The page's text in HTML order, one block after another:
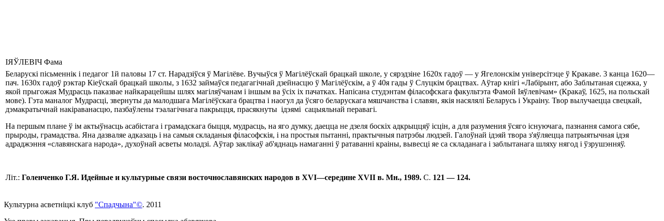
ІЯЎЛЕВІЧ Фама
Беларускі пісьменнік i педагог 1й паловы 17 ст. Нарадзіўся ў Магілёве. Вучыўся ў Магілёўскай брацкай шко­ле, у сярэдзіне 1620х гадоў — у Ягелонскім універсітэце ў Кракаве. 3 канца 1620—
пач. 1630х гадоў рэктар Кіеўскай брацкай школы, з 1632 займаўся педагагічнай дзейнасцю ў Магілёўскім, a ў 40я гады ў Слуцкім брацтвах. Аўтар кнігі «Лабірынт, або Заблытаная сцежка, у
якой прыгожая Мудрасць паказвае найкарацейшы шлях магіляўчанам i іншым ва ўсіх ix пачатках. Напісана студэнтам філасофскага факультэта Фамой Іяўлевічам» (Кракаў, 1625, на польскай
мо­ве). Гэта маналог Мудрасці, звернуты да малодшага Магілёўскага брацтва i наогул да ўсяго беларускага мяшчанства i славян, якія насялялі Беларусь i Украіну. Твор вылучаецца свецкай,
дэмакратычнай накіраванасцю, пазбаўлены тэалагічнага пакрыцця, прасякнуты ідэямі сацыяльнай перавагі.
На першым плане ў ім актыўнасць асабістага i грамадскага быцця, муд­расць, на яго думку, даецца не дзеля боскіх адкрыццяў ісцін, а для разумен­ия ўсяго існуючага, пазнання самога сябе,
прыроды, грамадства. Яна дазваляе адказаць i на самыя складаныя філасофскія, i на простыя пытанні, практычныя патрэбы людзей. Галоўнай ідэяй твора з'яўляецца патрыятычная ідэя
адраджэння «славянскага народа», духоўнай асветы моладзі. Аўтар заклікаў аб'яднаць намаганні ў ратаванні краіны, вывесці яе са складанага i заблытанага шляху нягод i ўзрушэнняў.
Літ.: Голенченко Г.Я. Идейные и культурные связи восточнославянских на­родов в XVI—середине XVII в. Мн., 1989. С. 121 — 124.
Культурна асветнiцкi клуб "Спадчына"©. 2011